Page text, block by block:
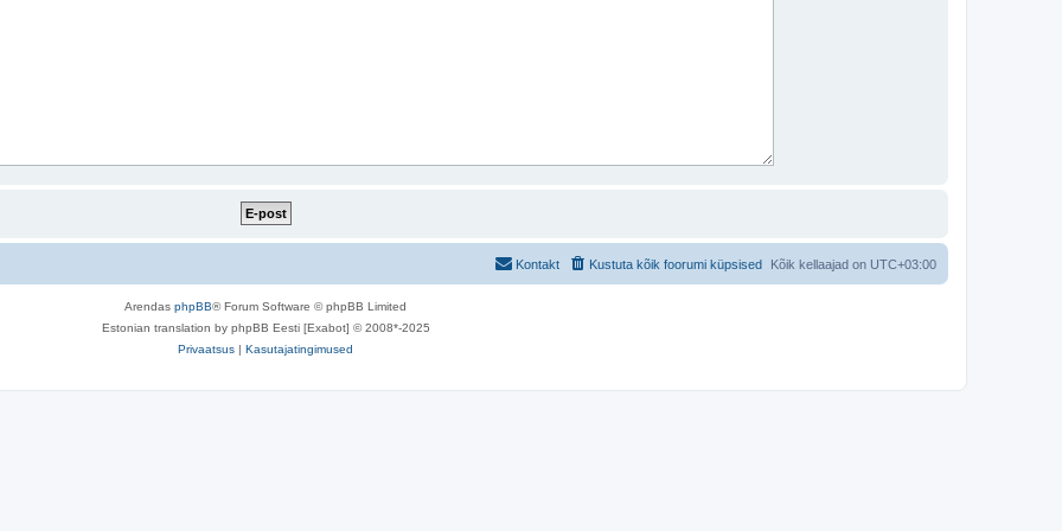
Kõik kellaajad on UTC+03:00
Kustuta kõik foorumi küpsised
Kontakt
Arendas phpBB® Forum Software © phpBB Limited
Estonian translation by phpBB Eesti [Exabot] © 2008*-2025
Privaatsus | Kasutajatingimused